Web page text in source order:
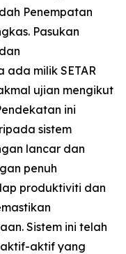
Penempatan
Pasukan
ada milik SETAR
ujian mengikut
ini
sistem
lancar dan
penuh
produktiviti dan
Sistem ini telah
aktif yang